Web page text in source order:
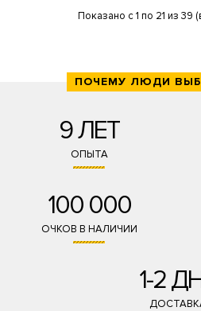
Показано с 1 по 21 из 39
ПОЧЕМУ ЛЮДИ
9 ЛЕТ
ОПЫТА
100 000
ОЧКОВ В НАЛИЧИИ
1-2